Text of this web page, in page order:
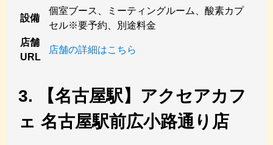
設備
個室ブース、ミーティングルーム、酸素カプ
セル※要予約、別途料金
店舗
URL
店舗の詳細はこちら
3. 【名古屋駅】アクセアカフ
ェ 名古屋駅前広小路通り店